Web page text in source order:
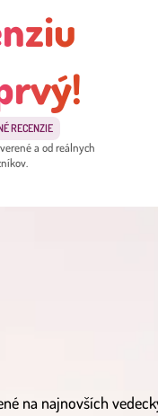
RECENZIE
a od reálnych
na najnovších